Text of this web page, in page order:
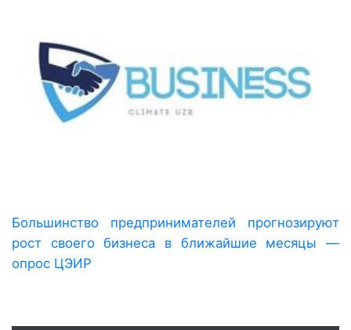
Большинство предпринимателей прогнозируют
рост своего бизнеса в ближайшие месяцы —
опрос ЦЭИР